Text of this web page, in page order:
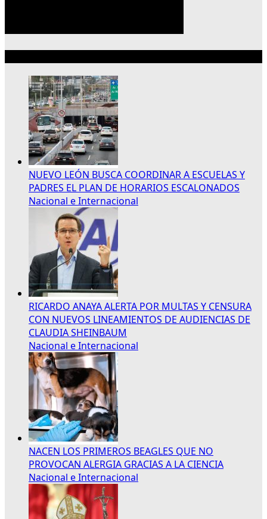
NUEVO LEÓN BUSCA COORDINAR A ESCUELAS Y
PADRES EL PLAN DE HORARIOS ESCALONADOS
Nacional e Internacional
RICARDO ANAYA ALERTA POR MULTAS Y CENSURA
CON NUEVOS LINEAMIENTOS DE AUDIENCIAS DE
CLAUDIA SHEINBAUM
Nacional e Internacional
NACEN LOS PRIMEROS BEAGLES QUE NO
PROVOCAN ALERGIA GRACIAS A LA CIENCIA
Nacional e Internacional